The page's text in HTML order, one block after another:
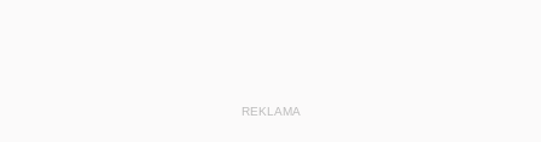
REKLAMA